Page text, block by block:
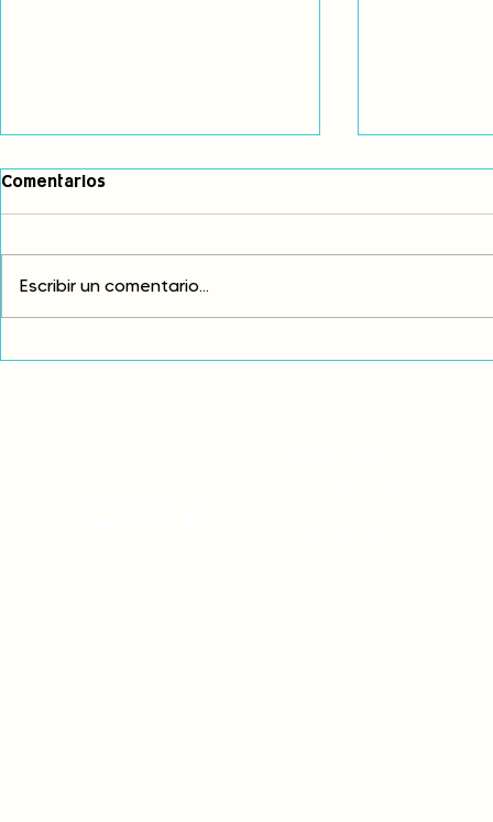
Comentarios
Escribir un comentario...